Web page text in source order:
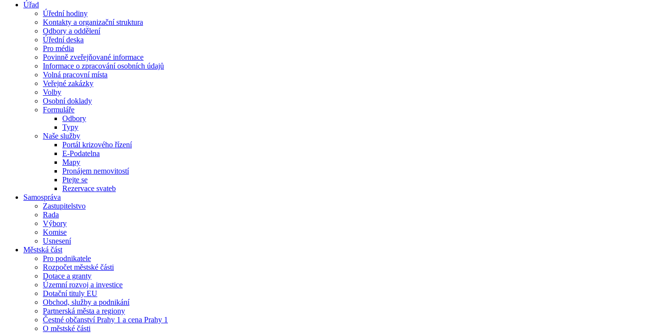
Úřad
Úřední hodiny
Kontakty a organizační struktura
Odbory a oddělení
Úřední deska
Pro média
Povinně zveřejňované informace
Informace o zpracování osobních údajů
Volná pracovní místa
Veřejné zakázky
Volby
Osobní doklady
Formuláře
Odbory
Typy
Naše služby
Portál krizového řízení
E-Podatelna
Mapy
Pronájem nemovitostí
Ptejte se
Rezervace svateb
Samospráva
Zastupitelstvo
Rada
Výbory
Komise
Usnesení
Městská část
Pro podnikatele
Rozpočet městské části
Dotace a granty
Územní rozvoj a investice
Dotační tituly EU
Obchod, služby a podnikání
Partnerská města a regiony
Čestné občanství Prahy 1 a cena Prahy 1
O městské části